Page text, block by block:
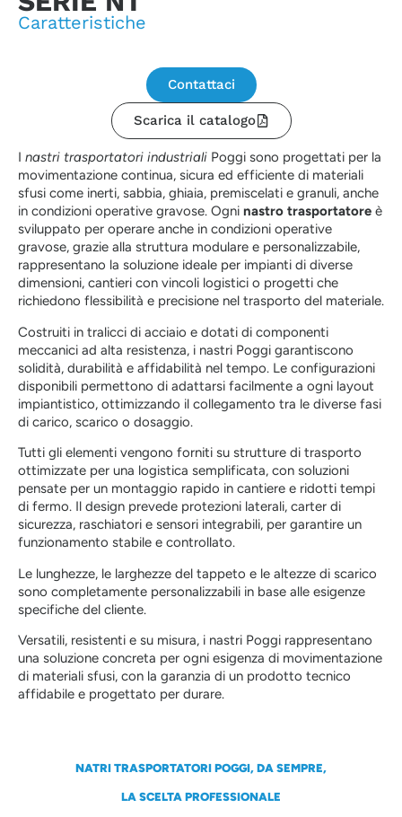
Caratteristiche
Contattaci
Scarica il catalogo
I nastri trasportatori industriali Poggi sono progettati per la
movimentazione continua, sicura ed efficiente di materiali
sfusi come inerti, sabbia, ghiaia, premiscelati e granuli, anche
in condizioni operative gravose. Ogni nastro trasportatore è
sviluppato per operare anche in condizioni operative
gravose, grazie alla struttura modulare e personalizzabile,
rappresentano la soluzione ideale per impianti di diverse
dimensioni, cantieri con vincoli logistici o progetti che
richiedono flessibilità e precisione nel trasporto del materiale.
Costruiti in tralicci di acciaio e dotati di componenti
meccanici ad alta resistenza, i nastri Poggi garantiscono
solidità, durabilità e affidabilità nel tempo. Le configurazioni
disponibili permettono di adattarsi facilmente a ogni layout
impiantistico, ottimizzando il collegamento tra le diverse fasi
di carico, scarico o dosaggio.
Tutti gli elementi vengono forniti su strutture di trasporto
ottimizzate per una logistica semplificata, con soluzioni
pensate per un montaggio rapido in cantiere e ridotti tempi
di fermo. Il design prevede protezioni laterali, carter di
sicurezza, raschiatori e sensori integrabili, per garantire un
funzionamento stabile e controllato.
Le lunghezze, le larghezze del tappeto e le altezze di scarico
sono completamente personalizzabili in base alle esigenze
specifiche del cliente.
Versatili, resistenti e su misura, i nastri Poggi rappresentano
una soluzione concreta per ogni esigenza di movimentazione
di materiali sfusi, con la garanzia di un prodotto tecnico
affidabile e progettato per durare.
NATRI TRASPORTATORI POGGI, DA SEMPRE,
LA SCELTA PROFESSIONALE